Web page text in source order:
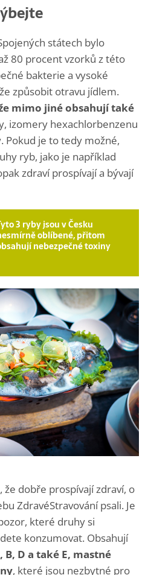
státech bylo
80 procent vzorků z této
bakterie a vysoké
způsobit otravu jídlem.
mimo jiné obsahují také
izomery hexachlorbenzenu
Pokud je to tedy možné,
ryb, jako je například
zdraví prospívají a bývají
3 ryby jsou v Česku
oblíbené, přitom
nebezpečné toxiny
že dobře prospívají zdraví, o
ZdravéStravování psali. Je
které druhy si
konzumovat. Obsahují
B, D a také E, mastné
, které jsou nezbytné pro